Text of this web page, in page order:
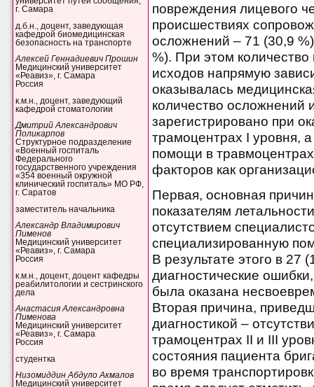
г. Самара
д.б.н., доцент, заведующая
кафедрой биомедицинская
безопасность на транспорте
Алексей Геннадиевич Прошин
Медицинский университет
«Реавиз», г. Самара
Россия
к.м.н., доцент, заведующий
кафедрой стоматологии
Дмитрий Александрович
Поликарпов
Структурное подразделение
«Военный госпиталь
Федерального
государственного учреждения
«354 военный окружной
клинический госпиталь» МО РФ,
г. Саратов
заместитель начальника
Александр Владимирович
Пименов
Медицинский университет
«Реавиз», г. Самара
Россия
к.м.н., доцент, доцент кафедры
реабилитологии и сестринского
дела
Анастасия Александровна
Пименова
Медицинский университет
«Реавиз», г. Самара
Россия
студентка
Низомиддин Абдуло Акмалов
Медицинский университет
повреждения лицевого
происшествиях
осложнений – 71 (30,9
%). При этом
исходов напрямую
оказывалась
количество осложнений
зарегистрировано при
трамоцентрах I уровня,
помощи в
факторов как
Первая, основная
показателям
отсутствием
специализированную
В результате этого в 27
диагностические
была оказана
Вторая причина,
диагностикой –
трамоцентрах II и III
состояния пациента
во время